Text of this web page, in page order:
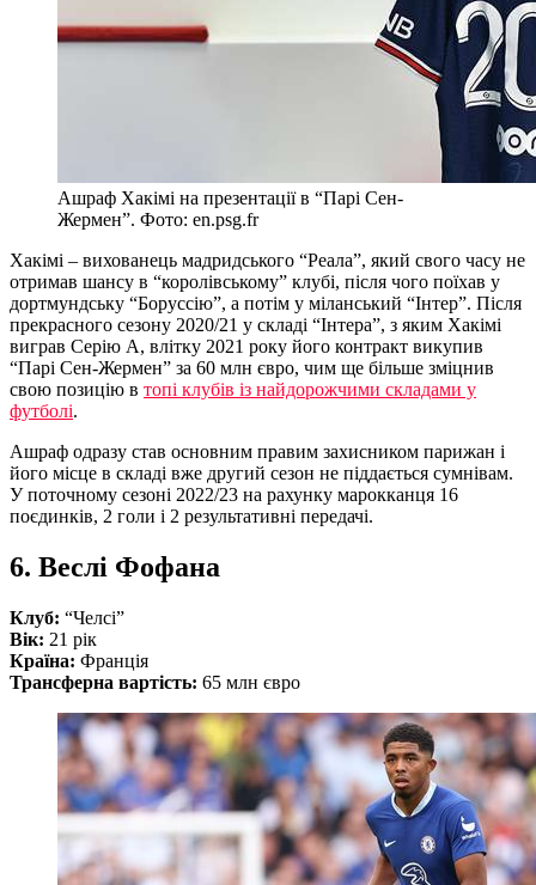
Ашраф Хакімі на презентації в “Парі Сен-
Жермен”. Фото: en.psg.fr
Хакімі – вихованець мадридського “Реала”, який свого часу не
отримав шансу в “королівському” клубі, після чого поїхав у
дортмундську “Боруссію”, а потім у міланський “Інтер”. Після
прекрасного сезону 2020/21 у складі “Інтера”, з яким Хакімі
виграв Серію А, влітку 2021 року його контракт викупив
“Парі Сен-Жермен” за 60 млн євро, чим ще більше зміцнив
свою позицію в топі клубів із найдорожчими складами у
футболі.
Ашраф одразу став основним правим захисником парижан і
його місце в складі вже другий сезон не піддається сумнівам.
У поточному сезоні 2022/23 на рахунку марокканця 16
поєдинків, 2 голи і 2 результативні передачі.
6. Веслі Фофана
Клуб: “Челсі”
Вік: 21 рік
Країна: Франція
Трансферна вартість: 65 млн євро